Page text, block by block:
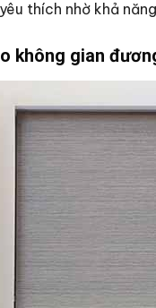
thích nhờ khả
không gian